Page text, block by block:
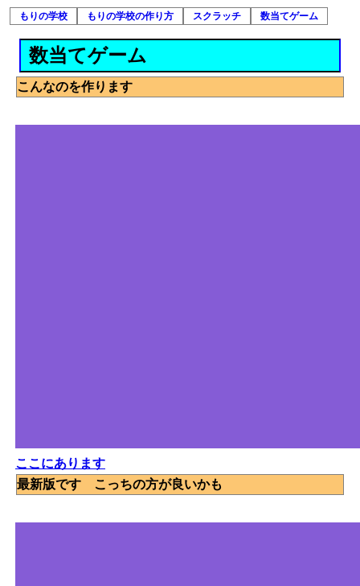
もりの学校 もりの学校の作り方 スクラッチ 数当てゲーム
数当てゲーム
こんなのを作ります
ここにあります
最新版です こっちの方が良いかも